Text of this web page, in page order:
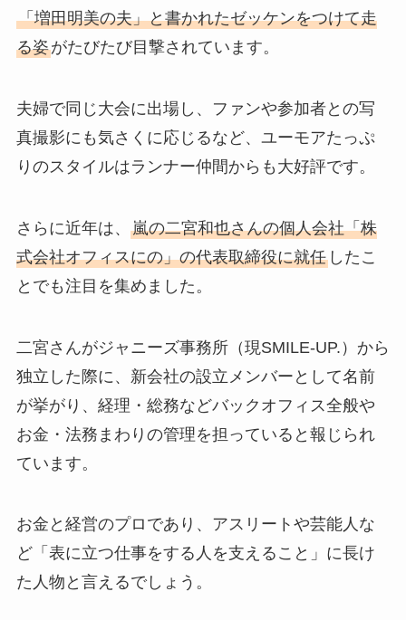
「増田明美の夫」と書かれたゼッケンをつけて走
る姿がたびたび目撃されています。
夫婦で同じ大会に出場し、ファンや参加者との写
真撮影にも気さくに応じるなど、ユーモアたっぷ
りのスタイルはランナー仲間からも大好評です。
さらに近年は、 嵐の二宮和也さんの個人会社「株
式会社オフィスにの」の代表取締役に就任したこ
とでも注目を集めました。
二宮さんがジャニーズ事務所（現SMILE-UP.）から
独立した際に、新会社の設立メンバーとして名前
が挙がり、経理・総務などバックオフィス全般や
お金・法務まわりの管理を担っていると報じられ
ています。
お金と経営のプロであり、アスリートや芸能人な
ど「表に立つ仕事をする人を支えること」に長け
た人物と言えるでしょう。